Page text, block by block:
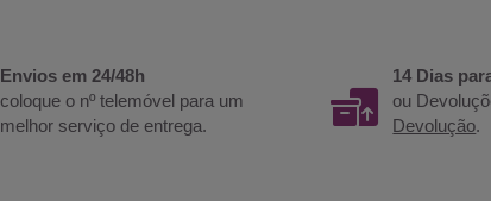
Envios em 24/48h
coloque o nº telemóvel para um
melhor serviço de entrega.
14 Dias
ou
Devolução.